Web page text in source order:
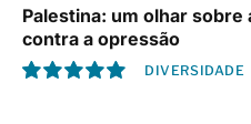
Palestina: um olhar sobre
contra a opressão
DIVERSIDADE